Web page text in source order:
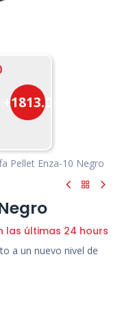
+1813.0
Pellet Enza-10 Negro
las últimas 24 hours
a un nuevo nivel de